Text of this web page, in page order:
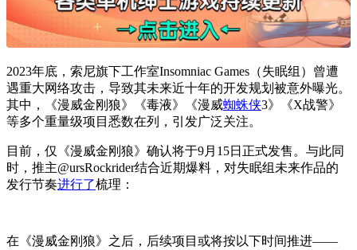
2023年底，索尼旗下工作室Insomniac Games（失眠组）曾遭
遇重大网络攻击，导致其未来近十年的开发规划被意外曝光。
其中，《漫威金刚狼》《毒液》《漫威蜘蛛侠3》《X战警》
等多个重量级项目悉数在列，引发广泛关注。
目前，仅《漫威金刚狼》确认将于9月15日正式发售。与此同
时，推主@ursRockrider结合近期爆料，对失眠组未来作品的
发行节奏进行了梳理：
在《漫威金刚狼》之后，后续项目或将按以下时间推进——